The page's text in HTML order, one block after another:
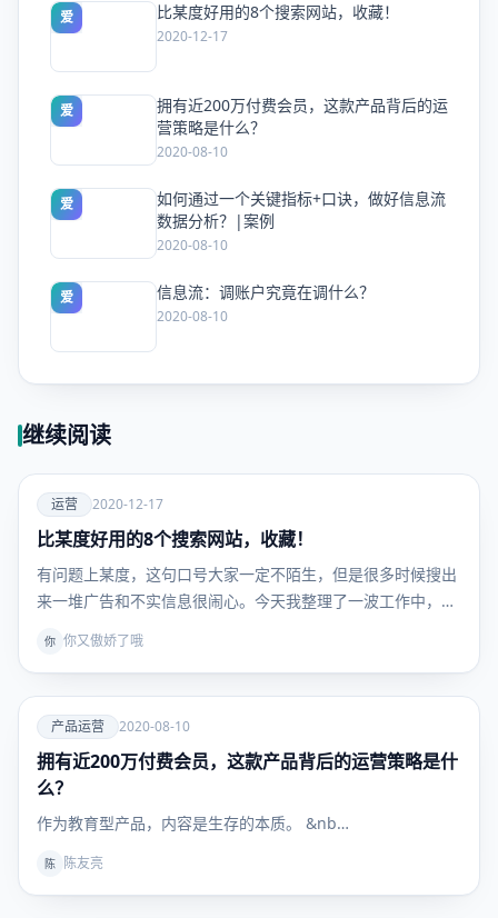
爱 比某度好用的8个搜索网站，收藏！
2020-12-17
爱
拥有近200万付费会员，这款产品背后的运
营策略是什么？
2020-08-10
爱
如何通过一个关键指标+口诀，做好信息流
数据分析？|案例
2020-08-10
爱 信息流：调账户究竟在调什么？
2020-08-10
继续阅读
爱
运营
运营 2020-12-17
比某度好用的8个搜索网站，收藏！
有问题上某度，这句口号大家一定不陌生，但是很多时候搜出
来一堆广告和不实信息很闹心。今天我整理了一波工作中，非
你 你又傲娇了哦
爱
产品运
营
产品运营 2020-08-10
拥有近200万付费会员，这款产品背后的运营策略是什
么？
作为教育型产品，内容是生存的本质。 &nb…
陈 陈友亮